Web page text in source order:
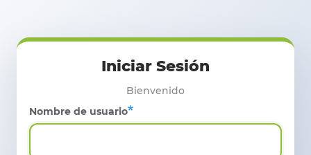
Nombre de usuario